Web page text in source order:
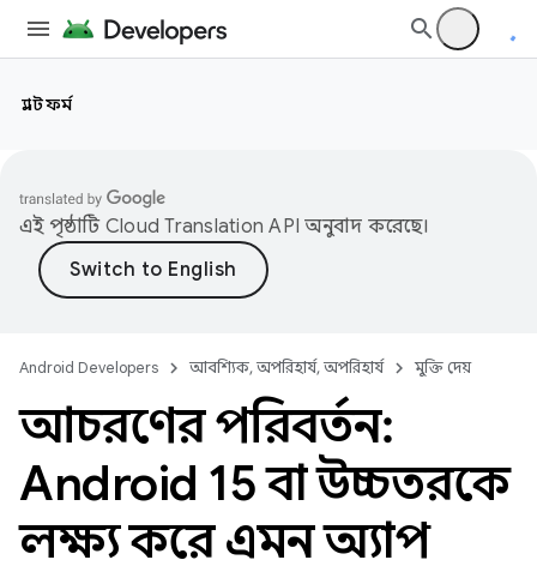
প্ল্যাটফর্ম
এই পৃষ্ঠাটি Cloud Translation API অনুবাদ করেছে।
Android Developers আবশ্যিক, অপরিহার্য, অপরিহার্য মুক্তি দেয়
আচরণের পরিবর্তন:
Android 15 বা উচ্চতরকে
লক্ষ্য করে এমন অ্যাপ